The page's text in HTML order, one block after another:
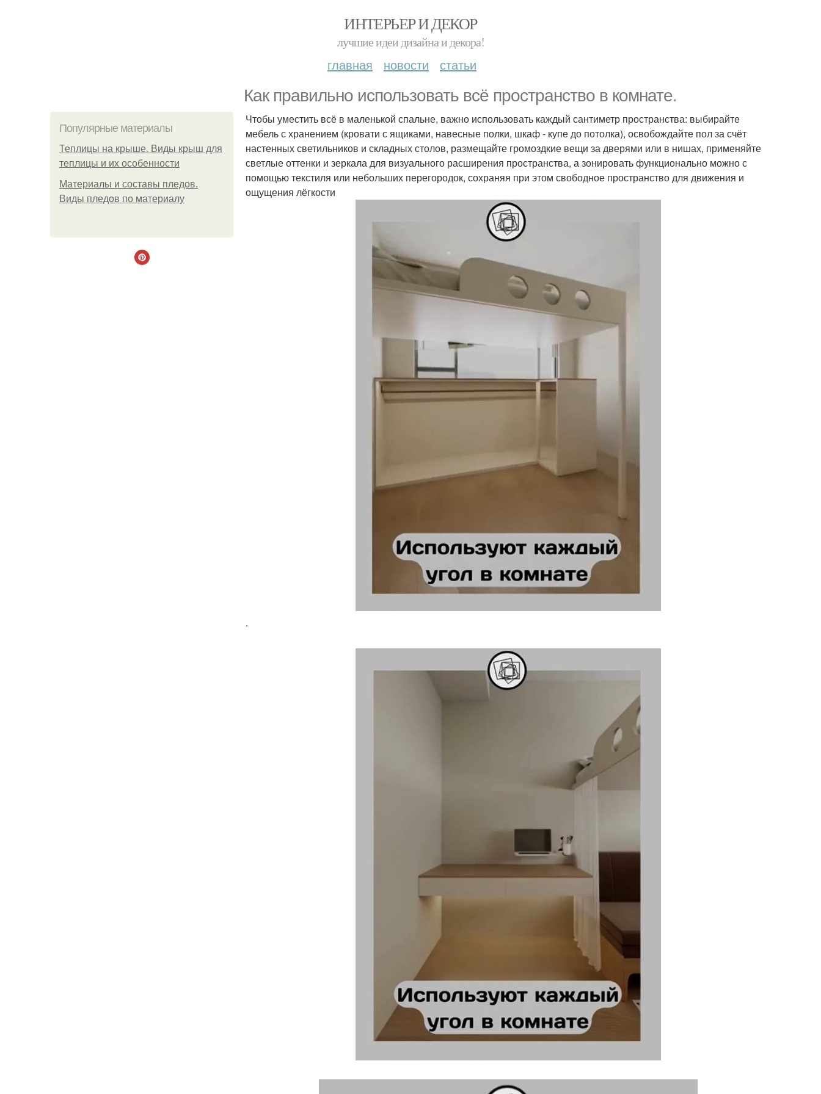
ИНТЕРЬЕР И ДЕКОР
лучшие идеи дизайна и декора!
главная новости статьи
Как правильно использовать всё пространство в комнате.
Популярные материалы
Теплицы на крыше. Виды крыш для
теплицы и их особенности
Материалы и составы пледов.
Виды пледов по материалу
Чтобы уместить всё в маленькой спальне, важно использовать каждый сантиметр пространства: выбирайте
мебель с хранением (кровати с ящиками, навесные полки, шкаф - купе до потолка), освобождайте пол за счёт
настенных светильников и складных столов, размещайте громоздкие вещи за дверями или в нишах, применяйте
светлые оттенки и зеркала для визуального расширения пространства, а зонировать функционально можно с
помощью текстиля или небольших перегородок, сохраняя при этом свободное пространство для движения и
ощущения лёгкости
.